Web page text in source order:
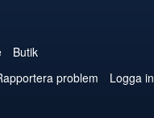
Butik
problem
Logga in